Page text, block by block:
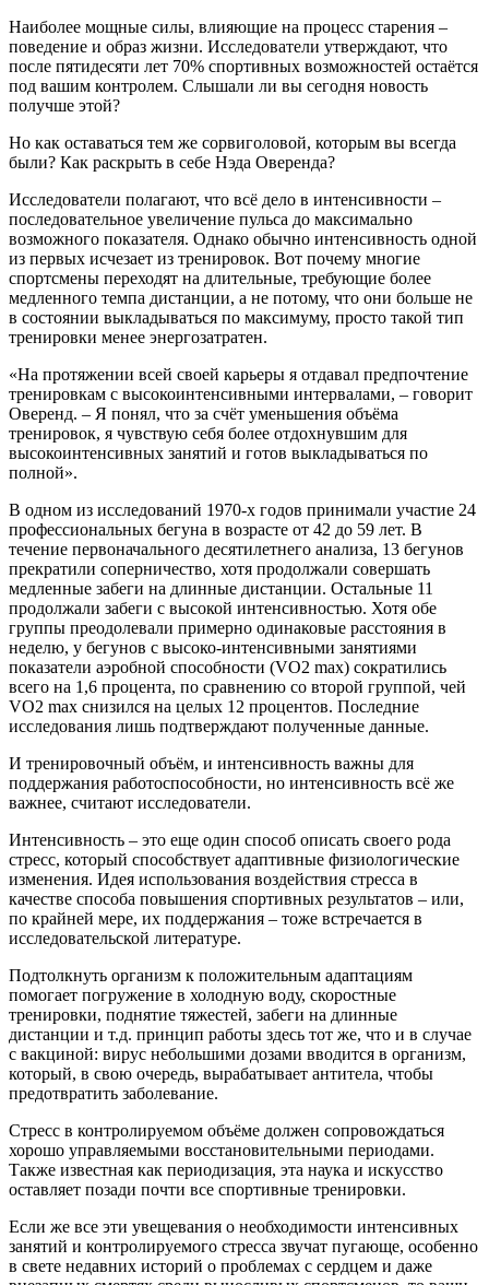
Наиболее мощные силы, влияющие на процесс старения –
поведение и образ жизни. Исследователи утверждают, что
после пятидесяти лет 70% спортивных возможностей остаётся
под вашим контролем. Слышали ли вы сегодня новость
получше этой?
Но как оставаться тем же сорвиголовой, которым вы всегда
были? Как раскрыть в себе Нэда Оверенда?
Исследователи полагают, что всё дело в интенсивности –
последовательное увеличение пульса до максимально
возможного показателя. Однако обычно интенсивность одной
из первых исчезает из тренировок. Вот почему многие
спортсмены переходят на длительные, требующие более
медленного темпа дистанции, а не потому, что они больше не
в состоянии выкладываться по максимуму, просто такой тип
тренировки менее энергозатратен.
«На протяжении всей своей карьеры я отдавал предпочтение
тренировкам с высокоинтенсивными интервалами, – говорит
Оверенд. – Я понял, что за счёт уменьшения объёма
тренировок, я чувствую себя более отдохнувшим для
высокоинтенсивных занятий и готов выкладываться по
полной».
В одном из исследований 1970-х годов принимали участие 24
профессиональных бегуна в возрасте от 42 до 59 лет. В
течение первоначального десятилетнего анализа, 13 бегунов
прекратили соперничество, хотя продолжали совершать
медленные забеги на длинные дистанции. Остальные 11
продолжали забеги с высокой интенсивностью. Хотя обе
группы преодолевали примерно одинаковые расстояния в
неделю, у бегунов с высоко-интенсивными занятиями
показатели аэробной способности (VO2 max) сократились
всего на 1,6 процента, по сравнению со второй группой, чей
VO2 max снизился на целых 12 процентов. Последние
исследования лишь подтверждают полученные данные.
И тренировочный объём, и интенсивность важны для
поддержания работоспособности, но интенсивность всё же
важнее, считают исследователи.
Интенсивность – это еще один способ описать своего рода
стресс, который способствует адаптивные физиологические
изменения. Идея использования воздействия стресса в
качестве способа повышения спортивных результатов – или,
по крайней мере, их поддержания – тоже встречается в
исследовательской литературе.
Подтолкнуть организм к положительным адаптациям
помогает погружение в холодную воду, скоростные
тренировки, поднятие тяжестей, забеги на длинные
дистанции и т.д. принцип работы здесь тот же, что и в случае
с вакциной: вирус небольшими дозами вводится в организм,
который, в свою очередь, вырабатывает антитела, чтобы
предотвратить заболевание.
Стресс в контролируемом объёме должен сопровождаться
хорошо управляемыми восстановительными периодами.
Также известная как периодизация, эта наука и искусство
оставляет позади почти все спортивные тренировки.
Если же все эти увещевания о необходимости интенсивных
занятий и контролируемого стресса звучат пугающе, особенно
в свете недавних историй о проблемах с сердцем и даже